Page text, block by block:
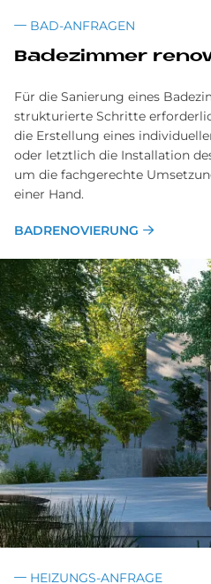
BAD-ANFRAGEN
Ba­de­zim­mer
Für die Sanierung eines
strukturierte Schritte
die Erstellung eines
oder letztlich die Installation
um die fachgerechte
einer Hand.
BADRENOVIERUNG
HEIZUNGS-ANFRAGE